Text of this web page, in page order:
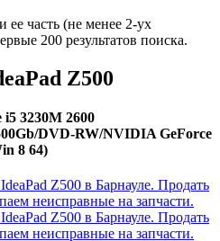
ее часть (не менее 2-ух
200 результатов поиска.
Z500
3230M 2600
DVD-RW/NVIDIA GeForce
8 64)